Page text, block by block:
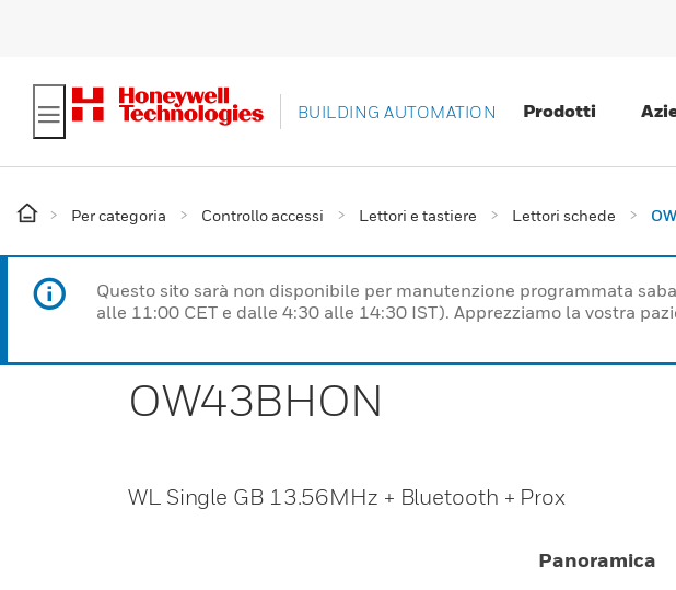
BUILDING AUTOMATION Prodotti
Per categoria Controllo accessi Lettori e tastiere Lettori schede
Questo sito sarà non disponibile per manutenzione programmata
alle 11:00 CET e dalle 4:30 alle 14:30 IST). Apprezziamo la vostra
OW43BHON
WL Single GB 13.56MHz + Bluetooth + Prox
Panoramica